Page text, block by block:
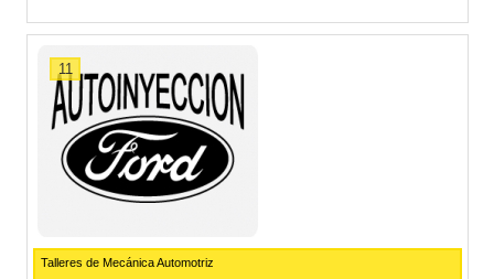
11
Talleres de Mecánica Automotriz